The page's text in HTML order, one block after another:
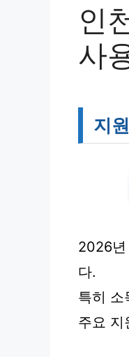
인
사
지
2026년
다.
특히 소
주요 지